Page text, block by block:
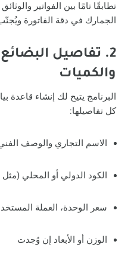
تطابقًا تامًا بين الفواتير
الجمارك في دقة الفاتورة
2. تفاصيل
والكميات
البرنامج يتيح لك إنشاء
كل تفاصيلها:
الاسم التجاري والوصف
الكود الدولي أو المحلي (مثل HS Code)
سعر الوحدة، العملة
الوزن أو الأبعاد إن وُجدت